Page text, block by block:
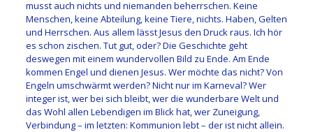
musst auch nichts und niemanden beherrschen. Keine
Menschen, keine Abteilung, keine Tiere, nichts. Haben, Gelten
und Herrschen. Aus allem lässt Jesus den Druck raus. Ich hör
es schon zischen. Tut gut, oder? Die Geschichte geht
deswegen mit einem wundervollen Bild zu Ende. Am Ende
kommen Engel und dienen Jesus. Wer möchte das nicht? Von
Engeln umschwärmt werden? Nicht nur im Karneval? Wer
integer ist, wer bei sich bleibt, wer die wunderbare Welt und
das Wohl allen Lebendigen im Blick hat, wer Zuneigung,
Verbindung – im letzten: Kommunion lebt – der ist nicht allein.